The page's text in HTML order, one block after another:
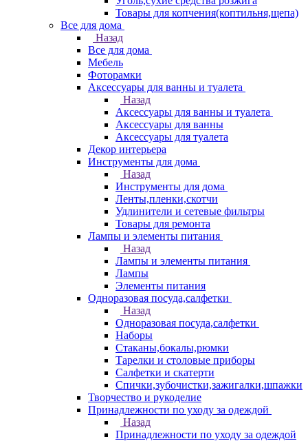
Товары для копчения(коптильня,щепа)
Все для дома
Назад
Все для дома
Мебель
Фоторамки
Аксессуары для ванны и туалета
Назад
Аксессуары для ванны и туалета
Аксессуары для ванны
Аксессуары для туалета
Декор интерьера
Инструменты для дома
Назад
Инструменты для дома
Ленты,пленки,скотчи
Удлинители и сетевые фильтры
Товары для ремонта
Лампы и элементы питания
Назад
Лампы и элементы питания
Лампы
Элементы питания
Одноразовая посуда,салфетки
Назад
Одноразовая посуда,салфетки
Наборы
Стаканы,бокалы,рюмки
Тарелки и столовые приборы
Салфетки и скатерти
Спички,зубочистки,зажигалки,шпажки
Творчество и рукоделие
Принадлежности по уходу за одеждой
Назад
Принадлежности по уходу за одеждой